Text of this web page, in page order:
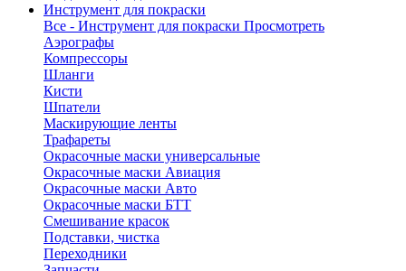
Инструмент для покраски
Все - Инструмент для покраски Просмотреть
Аэрографы
Компрессоры
Шланги
Кисти
Шпатели
Маскирующие ленты
Трафареты
Окрасочные маски универсальные
Окрасочные маски Авиация
Окрасочные маски Авто
Окрасочные маски БТТ
Смешивание красок
Подставки, чистка
Переходники